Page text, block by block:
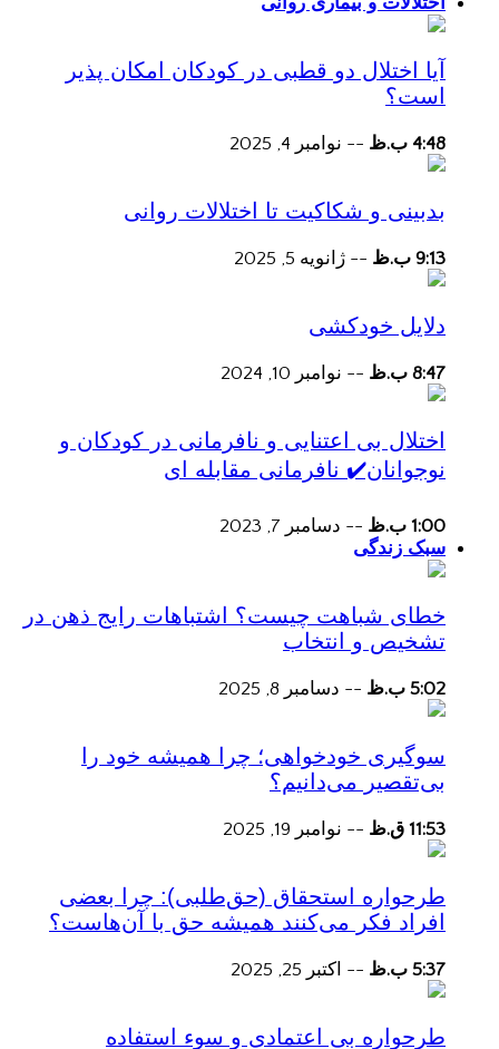
آیا اختلال دو قطبی در کودکان امکان پذیر
است؟
4:48 ب.ظ -- نوامبر 4, 2025
بدبینی و شکاکیت تا اختلالات روانی
9:13 ب.ظ -- ژانویه 5, 2025
دلایل خودکشی
8:47 ب.ظ -- نوامبر 10, 2024
اختلال بی اعتنایی و نافرمانی در کودکان و
نوجوانان✔️ نافرمانی مقابله ای
1:00 ب.ظ -- دسامبر 7, 2023
سبک زندگی
خطای شباهت چیست؟ اشتباهات رایج ذهن در
تشخیص و انتخاب
5:02 ب.ظ -- دسامبر 8, 2025
سوگیری خودخواهی؛ چرا همیشه خود را
بی‌تقصیر می‌دانیم؟
11:53 ق.ظ -- نوامبر 19, 2025
طرحواره استحقاق (حق‌طلبی): چرا بعضی
افراد فکر می‌کنند همیشه حق با آن‌هاست؟
5:37 ب.ظ -- اکتبر 25, 2025
طرحواره بی اعتمادی و سوء استفاده